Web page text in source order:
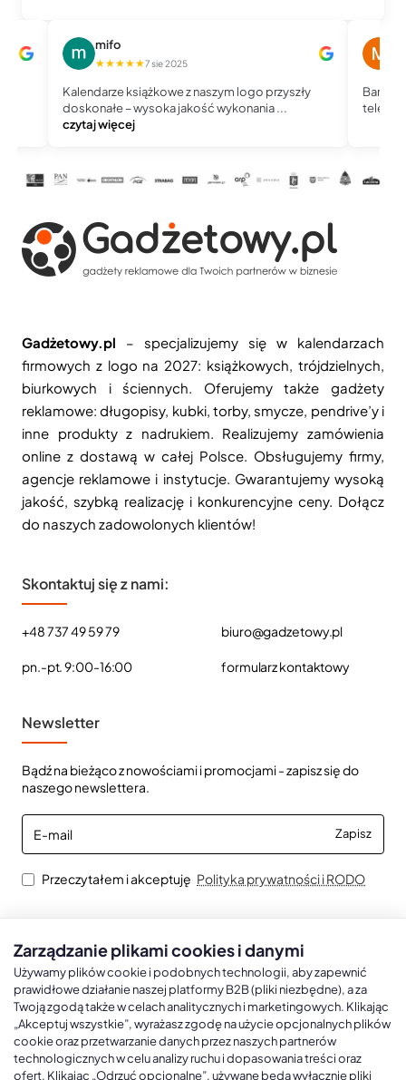
mifo
★★★★★7 sie 2025
Kalendarze książkowe z naszym logo przyszły
doskonałe – wysoka jakość wykonania ...
czytaj więcej
Bardzo
Gadżetowy.pl – specjalizujemy się w kalendarzach
firmowych z logo na 2027: książkowych, trójdzielnych,
biurkowych i ściennych. Oferujemy także gadżety
reklamowe: długopisy, kubki, torby, smycze, pendrive’y i
inne produkty z nadrukiem. Realizujemy zamówienia
online z dostawą w całej Polsce. Obsługujemy firmy,
agencje reklamowe i instytucje. Gwarantujemy wysoką
jakość, szybką realizację i konkurencyjne ceny. Dołącz
do naszych zadowolonych klientów!
Skontaktuj się z nami:
+48 737 49 59 79
pn.-pt. 9:00-16:00
biuro@gadzetowy.pl
formularz kontaktowy
Newsletter
Bądź na bieżąco z nowościami i promocjami - zapisz się do
naszego newslettera.
E-
mail
Zapisz
Przeczytałem i akceptuję Polityka prywatności i RODO
Kalendarze książkowe A5
Kalendarze książkowe A4
Kalendarze książkowe B5
Kalendarze Ścienne
Kalendarze trójdzielne
Kalendarze jednodzielne
Kalendarze czterodzielne
Zarządzanie plikami cookies i danymi
Używamy plików cookie i podobnych technologii, aby zapewnić
prawidłowe działanie naszej platformy B2B (pliki niezbędne), a za
Twoją zgodą także w celach analitycznych i marketingowych. Klikając
„Akceptuj wszystkie”, wyrażasz zgodę na użycie opcjonalnych plików
cookie oraz przetwarzanie danych przez naszych partnerów
technologicznych w celu analizy ruchu i dopasowania treści oraz
ofert. Klikając „Odrzuć opcjonalne”, używane będą wyłącznie pliki